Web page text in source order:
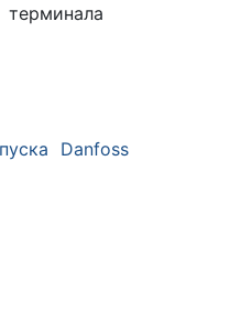
Danfoss